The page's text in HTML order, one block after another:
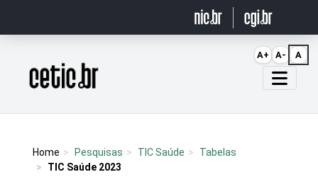
Página inicial
Home Pesquisas TIC Saúde
Tabelas
TIC Saúde 2023
A+ A- A